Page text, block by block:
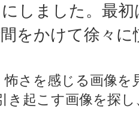
しました。最
をかけて徐々
怖さを感じる画像を
き起こす画像を探